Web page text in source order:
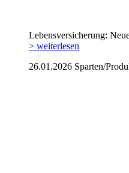
Lebensversicherung:
> weiterlesen
26.01.2026 Sparten/